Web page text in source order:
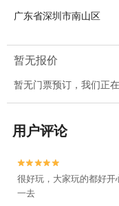
广东省深圳市南山区
暂无报价
暂无门票预订，我们正
用户评论


很好玩，大家玩的都好
一去